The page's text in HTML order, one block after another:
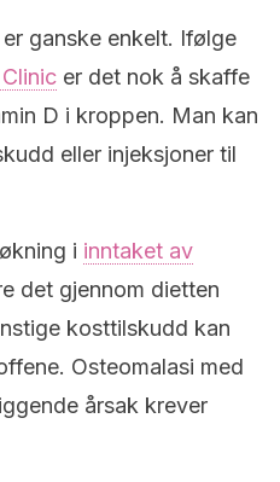
ganske enkelt. Ifølge
er det nok å skaffe
D i kroppen. Man kan
eller injeksjoner til
i inntaket av
det gjennom dietten
kosttilskudd kan
Osteomalasi med
årsak krever